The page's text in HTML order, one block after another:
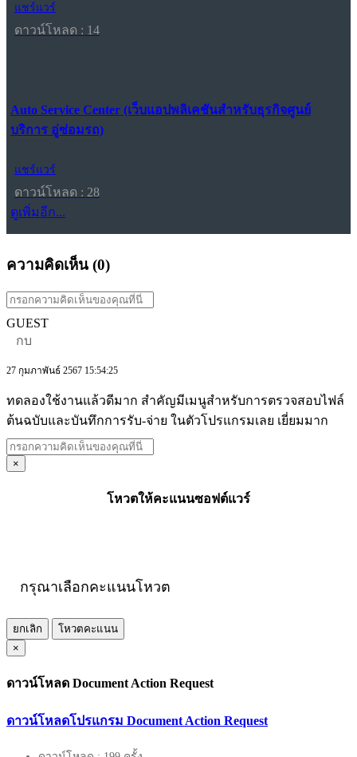
แชร์แวร์
ดาวน์โหลด : 14
Auto Service Center (เว็บแอปพลิเคชันสำหรับธุรกิจศูนย์
บริการ อู่ซ่อมรถ)
แชร์แวร์
ดาวน์โหลด : 28
ดูเพิ่มอีก...
ความคิดเห็น (0)
GUEST
กบ
27 กุมภาพันธ์ 2567 15:54:25
ทดลองใช้งานแล้วดีมาก สำคัญมีเมนูสำหรับการตรวจสอบไฟล์
ต้นฉบับและบันทึกการรับ-จ่าย ในตัวโปรแกรมเลย เยี่ยมมาก
×
โหวตให้คะแนนซอฟต์แวร์
กรุณาเลือกคะแนนโหวต
ยกเลิก
โหวตคะแนน
×
ดาวน์โหลด Document Action Request
ดาวน์โหลดโปรแกรม Document Action Request